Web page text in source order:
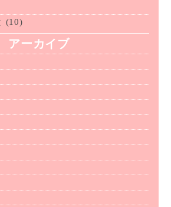
(10)
アーカイブ